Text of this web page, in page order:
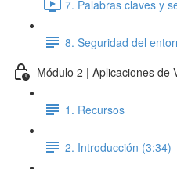
7. Palabras claves y
8. Seguridad del
Módulo 2 | Aplicaciones de
1. Recursos
2. Introducción (3:34)